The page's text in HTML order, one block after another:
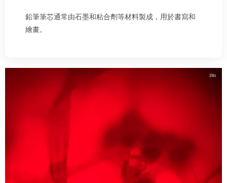
鉛筆筆芯通常由石墨和粘合劑等材料製成，用於書寫和
繪畫。